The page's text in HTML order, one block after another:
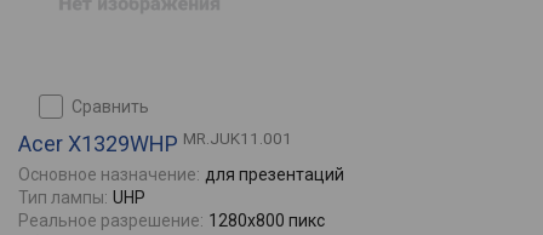
сравнить
Acer X1329WHP MR.JUK11.001
Основное назначение: для презентаций
Тип лампы: UHP
Реальное разрешение: 1280x800 пикс